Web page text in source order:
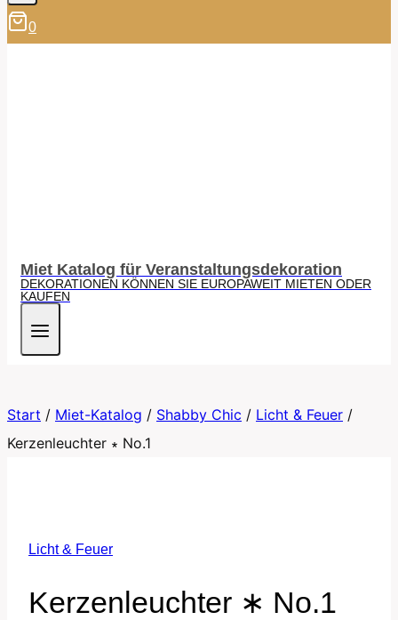
0
Miet Katalog für Veranstaltungsdekoration
DEKORATIONEN KÖNNEN SIE EUROPAWEIT MIETEN ODER
KAUFEN
Start / Miet-Katalog / Shabby Chic / Licht & Feuer /
Kerzenleuchter ∗ No.1
Licht & Feuer
Kerzenleuchter ∗ No.1